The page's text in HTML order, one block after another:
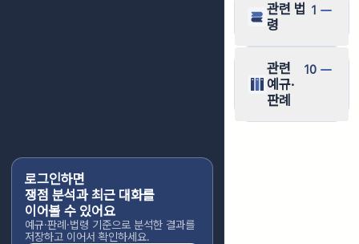
로그인하면
쟁점 분석과 최근 대화를
이어볼 수 있어요
예규·판례·법령 기준으로 분석한 결과를
저장하고 이어서 확인하세요.
관련 법
령
1
관련
예규·
판례
10